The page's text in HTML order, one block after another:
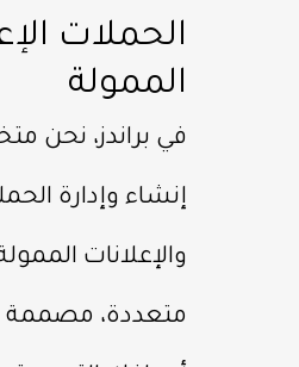
الحملات
الممولة
في براندز، نحن
إنشاء وإدارة
والإعلانات
متعددة، مصممة